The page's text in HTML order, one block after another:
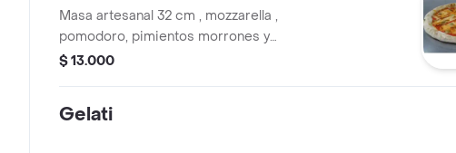
Masa artesanal 32 cm , mozzarella ,
pomodoro, pimientos morrones y
aceitunas verdes en rodajas.
$ 13.000
Gelati